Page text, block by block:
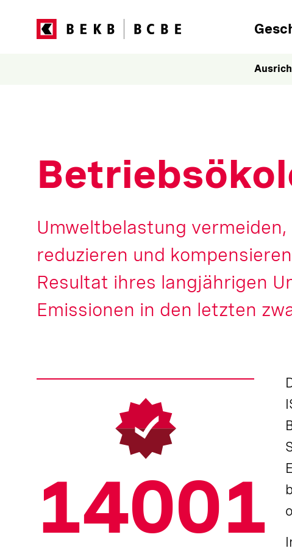
Umweltbelastung
reduzieren und
Resultat ihres langjährigen
Emissionen in den letzten
14001